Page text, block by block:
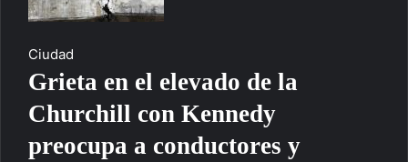
Ciudad
Grieta en el elevado de la
Churchill con Kennedy
preocupa a conductores y